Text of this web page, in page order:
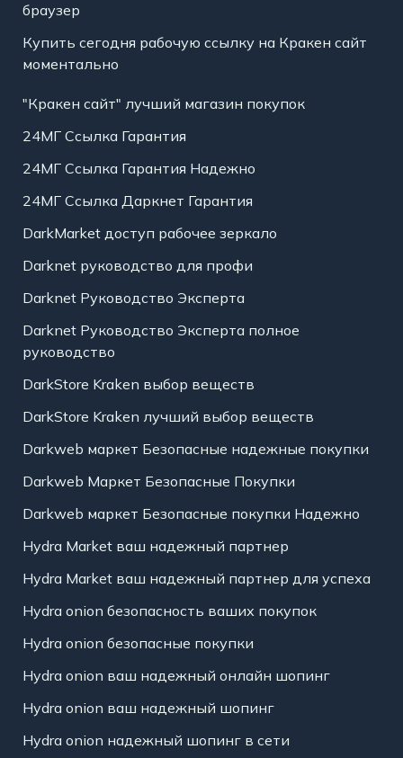
браузер
Купить сегодня рабочую ссылку на Кракен сайт
моментально
"Кракен сайт" лучший магазин покупок
24МГ Ссылка Гарантия
24МГ Ссылка Гарантия Надежно
24МГ Ссылка Даркнет Гарантия
DarkMarket доступ рабочее зеркало
Darknet руководство для профи
Darknet Руководство Эксперта
Darknet Руководство Эксперта полное
руководство
DarkStore Kraken выбор веществ
DarkStore Kraken лучший выбор веществ
Darkweb маркет Безопасные надежные покупки
Darkweb Маркет Безопасные Покупки
Darkweb маркет Безопасные покупки Надежно
Hydra Market ваш надежный партнер
Hydra Market ваш надежный партнер для успеха
Hydra onion безопасность ваших покупок
Hydra onion безопасные покупки
Hydra onion ваш надежный онлайн шопинг
Hydra onion ваш надежный шопинг
Hydra onion надежный шопинг в сети